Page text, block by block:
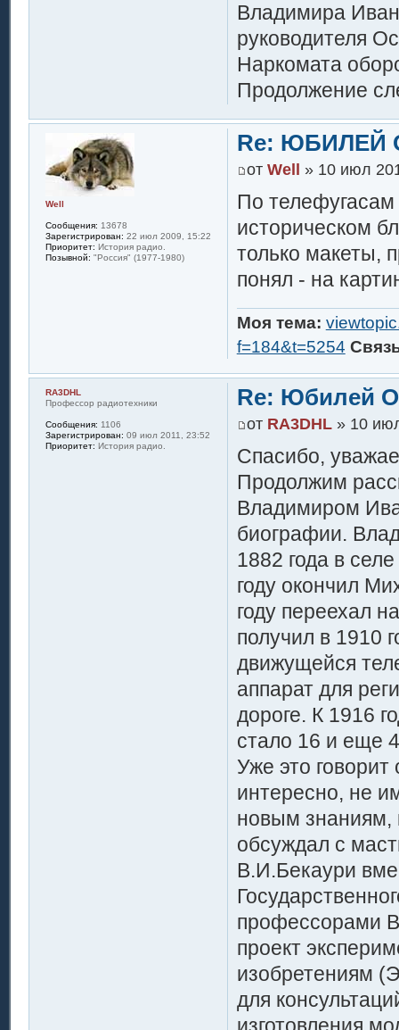
Владимира
руководителя
Наркомата
Продолжение
Re: ЮБИЛЕЙ
от Well » 10 июл
По телефугасам
историческом
только макеты,
понял - на
Моя тема:
f=184&t=5254
Well
Сообщения: 13678
Зарегистрирован: 22 июл 2009, 15:22
Приоритет: История радио.
Позывной: "Россия" (1977-1980)
Re: Юбилей
от RA3DHL» 10
Спасибо,
Продолжим
Владимиром
биографии.
1882 года в
году окончил
году переехал
получил в 1910
движущейся
аппарат для
дороге. К 1916
стало 16 и еще
Уже это говорит
интересно, не
новым знаниям,
обсуждал с
В.И.Бекаури
профессорами
проект
изобретениям
для
изготовления
RA3DHL
Профессор радиотехники
Сообщения: 1106
Зарегистрирован: 09 июл 2011, 23:52
Приоритет: История радио.